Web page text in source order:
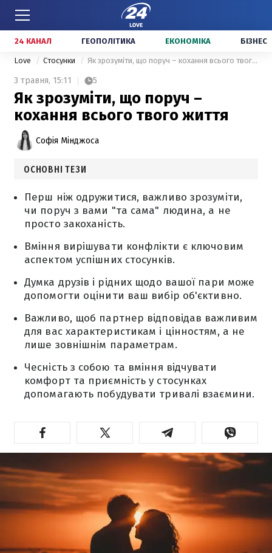
24 КАНАЛ ГЕОПОЛІТИКА ЕКОНОМІКА БІЗНЕС
Love Стосунки Як зрозуміти, що поруч – кохання всього твого життя
3 травня, 15:11 5
Як зрозуміти, що поруч –
кохання всього твого життя
Софія Мінджоса
ОСНОВНІ ТЕЗИ
Перш ніж одружитися, важливо зрозуміти,
чи поруч з вами "та сама" людина, а не
просто закоханість.
Вміння вирішувати конфлікти є ключовим
аспектом успішних стосунків.
Думка друзів і рідних щодо вашої пари може
допомогти оцінити ваш вибір об'єктивно.
Важливо, щоб партнер відповідав важливим
для вас характеристикам і цінностям, а не
лише зовнішнім параметрам.
Чесність з собою та вміння відчувати
комфорт та приємність у стосунках
допомагають побудувати тривалі взаємини.